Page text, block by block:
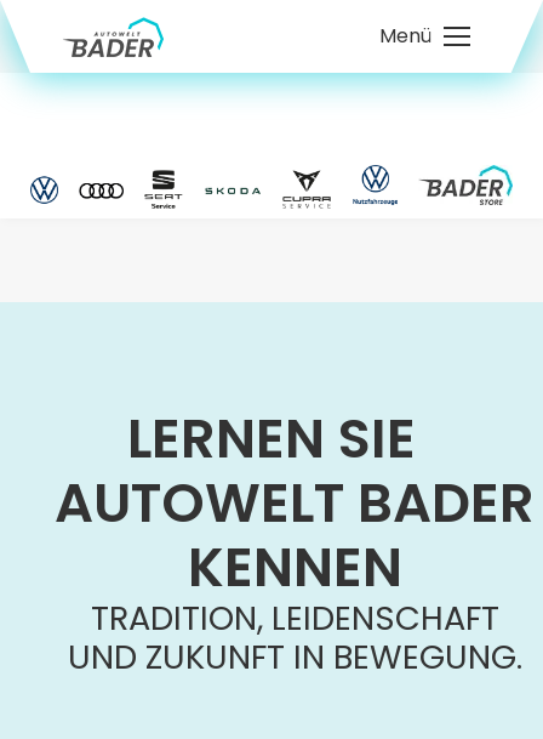
Menü
LERNEN SIE
AUTOWELT BADER
KENNEN
TRADITION, LEIDENSCHAFT
UND ZUKUNFT IN BEWEGUNG.